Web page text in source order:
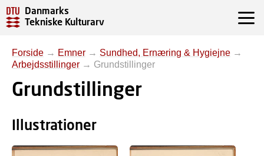
Danmarks
Tekniske Kulturarv
Forside → Emner → Sundhed, Ernæring & Hygiejne →
Arbejdsstillinger → Grundstillinger
Grundstillinger
Illustrationer